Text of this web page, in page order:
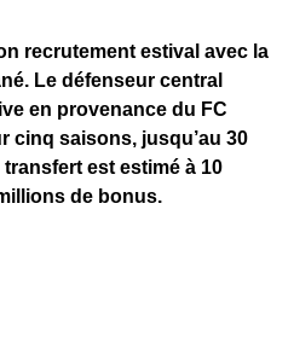
recrutement estival avec la
Le défenseur central
en provenance du FC
cinq saisons, jusqu’au 30
est estimé à 10
de bonus.